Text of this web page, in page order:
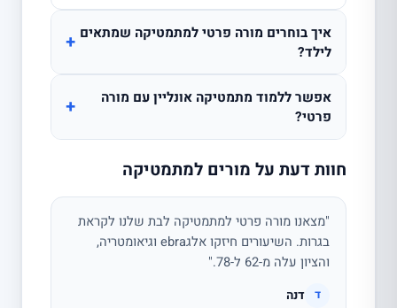
איך בוחרים מורה פרטי למתמטיקה שמתאים
לילד?
+
אפשר ללמוד מתמטיקה אונליין עם מורה
פרטי?
+
חוות דעת על מורים למתמטיקה
"מצאנו מורה פרטי למתמטיקה לבת שלנו לקראת
בגרות. השיעורים חיזקו אלגebra וגיאומטריה,
והציון עלה מ-62 ל-78."
ד דנה